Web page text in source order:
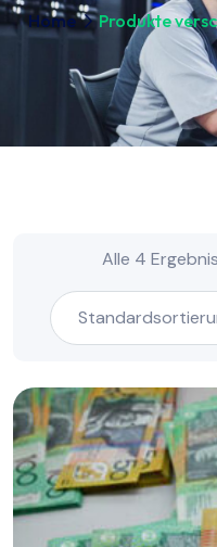
Home Produkte
Alle 4